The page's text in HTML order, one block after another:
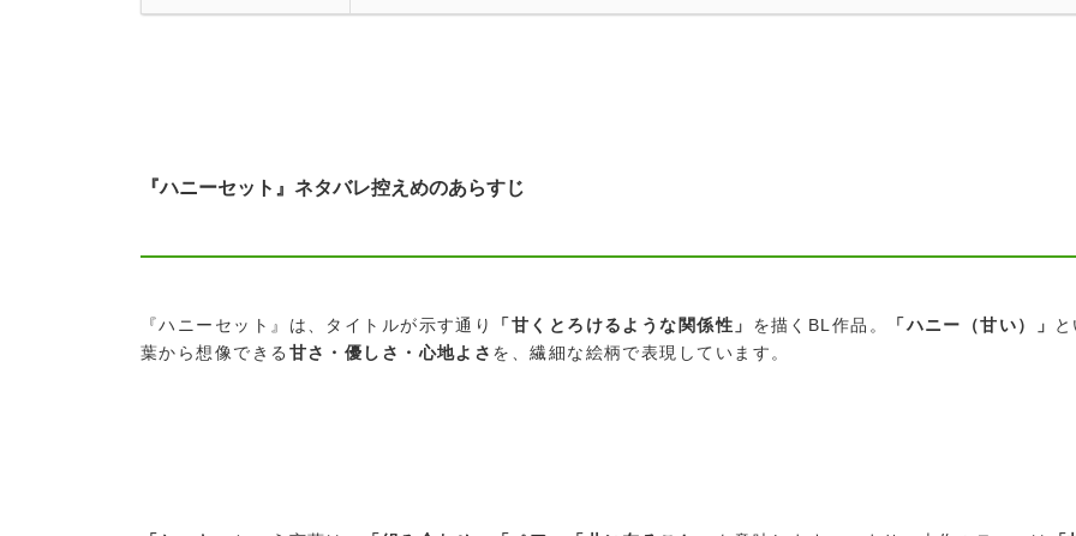
『ハニーセット』ネタバレ控えめのあらすじ
『ハニーセット』は、タイトルが示す通り 「甘くとろけるような関係性」 を描くBL作品。 「ハニー（甘い）」
葉から想像できる 甘さ・優しさ・心地よさ を、繊細な絵柄で表現しています。